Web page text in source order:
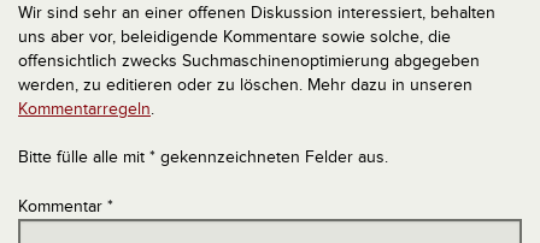
Wir sind sehr an einer offenen Diskussion interessiert, behalten
uns aber vor, beleidigende Kommentare sowie solche, die
offensichtlich zwecks Suchmaschinenoptimierung abgegeben
werden, zu editieren oder zu löschen. Mehr dazu in unseren
Kommentarregeln.
Bitte fülle alle mit * gekennzeichneten Felder aus.
Kommentar *